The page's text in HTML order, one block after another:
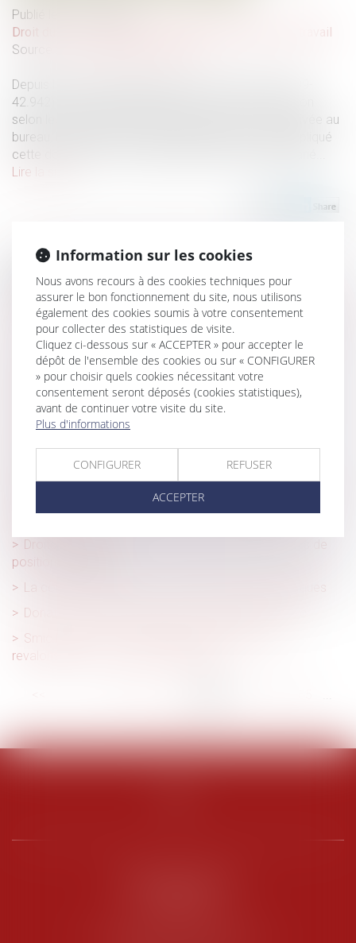
Publié le :
Droit du travail - Salariés
Relation individuelles au travail
Source :
Depuis l’arrêt dit "NIKON" rendu le 2 février 2021 (n°99-
42.942) et le principe dégagé par la Cour de cassation
selon lequel le salarié a droit au respect de sa vie privée au
bureau, la chambre sociale a à plusieurs reprises appliqué
cette doctrine aux correspondances privées du salarié...
Lire la suite
Historique
La déchéance du terme du prêt ne peut porter sur la base
d’une clause d’exigibilité immédiate réputée abusive
Vote électronique, n’oubliez pas la formation obligatoire
Reconnaissance de la GPA étrangère : rappel des
conditions strictes pour obtenir l’exequatur en France
Risques professionnels : anticipez les vagues de froid !
passoires thermiques bientôt adapté
Licenciement et utilisation par l'employeur de messages
personnels émis et reçus grâce à un outil informatique
Droits de diffusion des événements sportifs et abus de
position dominante
La construction neuve : données et études statistiques
Donation avec quasi-usufruit : les précisions du fisc
Smic horaire : le Premier ministre annonce une
revalorisation au 1er novembre 2024
> >>
Information sur les cookies
Nous avons recours à des cookies techniques pour
assurer le bon fonctionnement du site, nous utilisons
également des cookies soumis à votre consentement
pour collecter des statistiques de visite.
Cliquez ci-dessous sur « ACCEPTER » pour accepter le
dépôt de l'ensemble des cookies ou sur « CONFIGURER
» pour choisir quels cookies nécessitant votre
consentement seront déposés (cookies statistiques),
avant de continuer votre visite du site.
Plus d'informations
CONFIGURER REFUSER
ACCEPTER